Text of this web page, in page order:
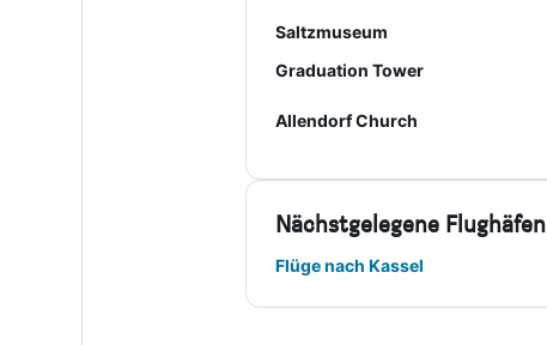
Saltzmuseum
Graduation Tower
Allendorf Church
Nächstgelegene Flughäfen
Flüge nach Kassel